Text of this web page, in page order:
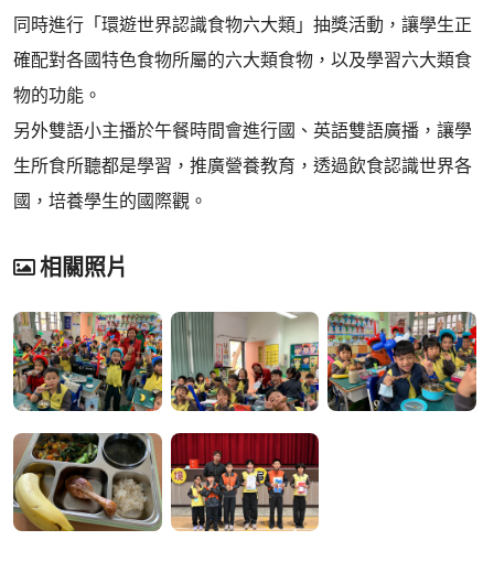
同時進行「環遊世界認識食物六大類」抽獎活動，讓學生正
確配對各國特色食物所屬的六大類食物，以及學習六大類食
物的功能。
另外雙語小主播於午餐時間會進行國、英語雙語廣播，讓學
生所食所聽都是學習，推廣營養教育，透過飲食認識世界各
國，培養學生的國際觀。
相關照片